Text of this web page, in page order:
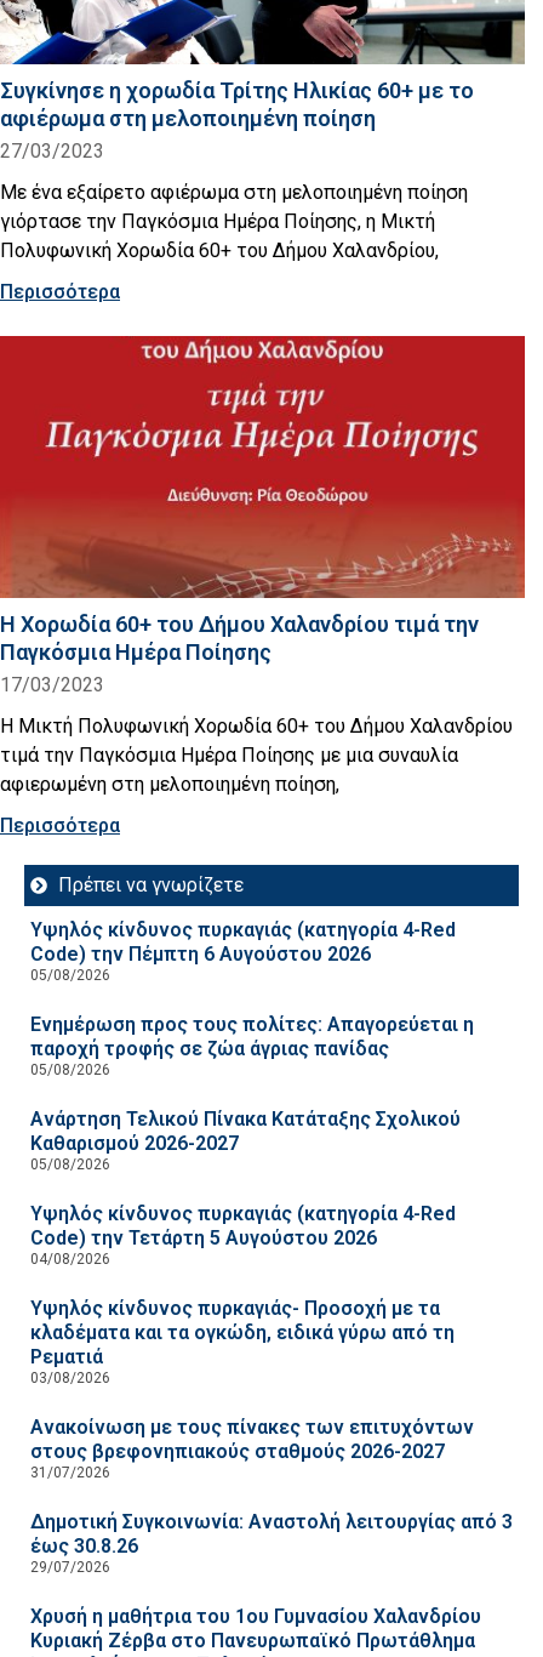
Συγκίνησε η χορωδία Τρίτης Ηλικίας 60+ με το
αφιέρωμα στη μελοποιημένη ποίηση
27/03/2023
Με ένα εξαίρετο αφιέρωμα στη μελοποιημένη ποίηση
γιόρτασε την Παγκόσμια Ημέρα Ποίησης, η Μικτή
Πολυφωνική Χορωδία 60+ του Δήμου Χαλανδρίου,
Περισσότερα
Η Χορωδία 60+ του Δήμου Χαλανδρίου τιμά την
Παγκόσμια Ημέρα Ποίησης
17/03/2023
Η Μικτή Πολυφωνική Χορωδία 60+ του Δήμου Χαλανδρίου
τιμά την Παγκόσμια Ημέρα Ποίησης με μια συναυλία
αφιερωμένη στη μελοποιημένη ποίηση,
Περισσότερα
Πρέπει να γνωρίζετε
Υψηλός κίνδυνος πυρκαγιάς (κατηγορία 4-Red
Code) την Πέμπτη 6 Αυγούστου 2026
05/08/2026
Ενημέρωση προς τους πολίτες: Απαγορεύεται η
παροχή τροφής σε ζώα άγριας πανίδας
05/08/2026
Ανάρτηση Τελικού Πίνακα Κατάταξης Σχολικού
Καθαρισμού 2026-2027
05/08/2026
Υψηλός κίνδυνος πυρκαγιάς (κατηγορία 4-Red
Code) την Τετάρτη 5 Αυγούστου 2026
04/08/2026
Υψηλός κίνδυνος πυρκαγιάς- Προσοχή με τα
κλαδέματα και τα ογκώδη, ειδικά γύρω από τη
Ρεματιά
03/08/2026
Ανακοίνωση με τους πίνακες των επιτυχόντων
στους βρεφονηπιακούς σταθμούς 2026-2027
31/07/2026
Δημοτική Συγκοινωνία: Αναστολή λειτουργίας από 3
έως 30.8.26
29/07/2026
Χρυσή η μαθήτρια του 1ου Γυμνασίου Χαλανδρίου
Κυριακή Ζέρβα στο Πανευρωπαϊκό Πρωτάθλημα